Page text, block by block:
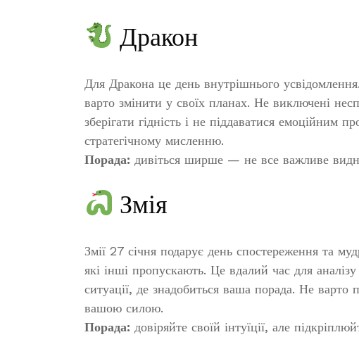
Дракон
Для Дракона це день внутрішнього
варто змінити у своїх планах. Не виключені
зберігати гідність і не піддаватися емоційним
стратегічному мисленню.
Порада: дивіться ширше — не все важливе
Змія
Змії 27 січня подарує день спостереження та
які інші пропускають. Це вдалий час для
ситуації, де знадобиться ваша порада. Не
вашою силою.
Порада: довіряйте своїй інтуїції, але